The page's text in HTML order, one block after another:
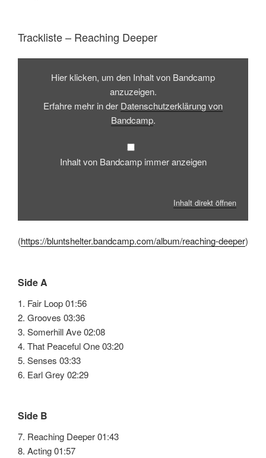
Trackliste – Reaching Deeper
Inhalt
BandcampHier klicken, um den Inhalt von Bandcamp
anzuzeigen.
Erfahre mehr in der Datenschutzerklärung von
Bandcamp.
Inhalt von Bandcamp immer anzeigen
Inhalt direkt öffnen
(https://bluntshelter.bandcamp.com/album/reaching-deeper)
Side A
1. Fair Loop 01:56
2. Grooves 03:36
3. Somerhill Ave 02:08
4. That Peaceful One 03:20
5. Senses 03:33
6. Earl Grey 02:29
Side B
7. Reaching Deeper 01:43
8. Acting 01:57